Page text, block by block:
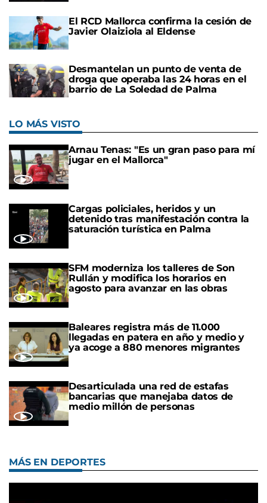
El RCD Mallorca confirma la cesión de
Javier Olaiziola al Eldense
Desmantelan un punto de venta de
droga que operaba las 24 horas en el
barrio de La Soledad de Palma
LO MÁS VISTO
Arnau Tenas: "Es un gran paso para mí
jugar en el Mallorca"
Cargas policiales, heridos y un
detenido tras manifestación contra la
saturación turística en Palma
SFM moderniza los talleres de Son
Rullán y modifica los horarios en
agosto para avanzar en las obras
Baleares registra más de 11.000
llegadas en patera en año y medio y
ya acoge a 880 menores migrantes
Desarticulada una red de estafas
bancarias que manejaba datos de
medio millón de personas
MÁS EN DEPORTES